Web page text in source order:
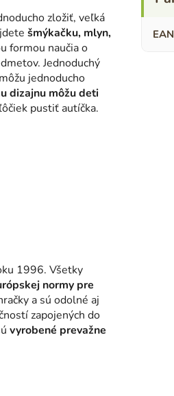
zložiť, veľká
šmýkačku, mlyn,
formou naučia o
Jednoduchý
jednoducho
dizajnu môžu deti
pustiť autíčka.
1996. Všetky
normy pre
a sú odolné aj
zapojených do
vyrobené prevažne
EAN